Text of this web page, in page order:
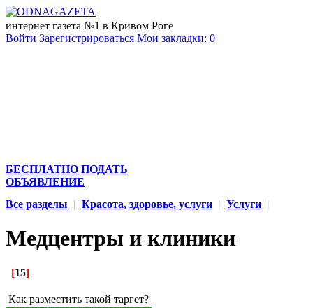
интернет газета №1 в Кривом Роге
Войти Зарегистрироваться Мои закладки: 0
БЕСПЛАТНО ПОДАТЬ
ОБЪЯВЛЕНИЕ
Все разделы | Красота, здоровье, услуги | Услуги |
Медцентры и клиники
[15]
Как разместить такой таргет?